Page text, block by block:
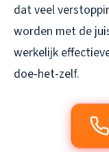
dat veel
worden met de
werkelijk
doe-het-zelf.